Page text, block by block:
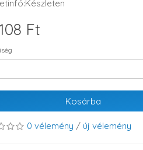
Ft
Kosárba
0 vélemény / új vélemény